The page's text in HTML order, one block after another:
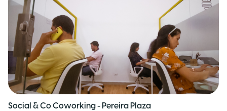
Social & Co Coworking - Pereira Plaza